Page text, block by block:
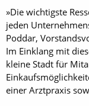
»Die wichtigste
jeden
Poddar,
Im Einklang mit
kleine Stadt für
einer Arztpraxis